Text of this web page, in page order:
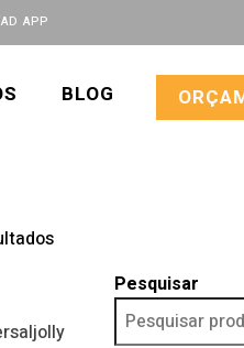
APP
BLOG
Ordenado
Pesquisar